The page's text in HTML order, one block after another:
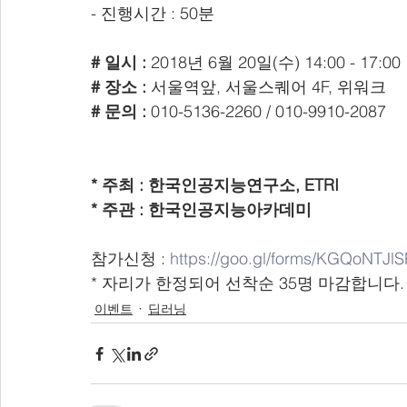
- 진행시간 : 50분
# 일시 : 2018년 6월 20일(수) 14:00 - 17:00
# 장소 : 서울역앞, 서울스퀘어 4F, 위워크
# 문의 : 010-5136-2260 / 010-9910-2087
* 주최 : 한국인공지능연구소, ETRI
* 주관 : 한국인공지능아카데미
참가신청 : https://goo.gl/forms/
* 자리가 한정되어 선착순 35명 마감합니다.
이벤트 딥러닝